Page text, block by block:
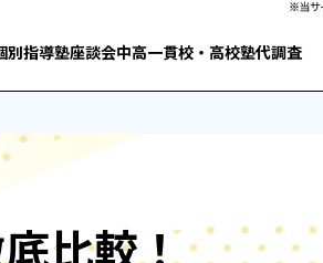
別指導塾座談会中高一貫校・高校塾代調査
比較！